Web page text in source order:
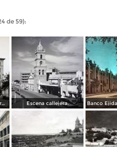
de 59):
Edificio Hotel Sierra Gorda. ( Circulada el 10 de Enero de 1940 ). Escena callejera.